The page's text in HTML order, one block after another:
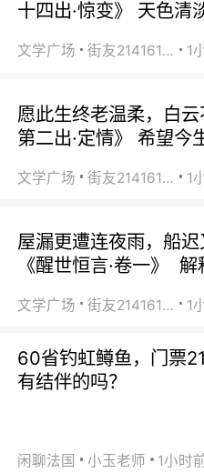
十四出·惊变》 天色清
文学广场 街友21416156 1
愿此生终老温柔，白
第二出·定情》 希望今
文学广场 街友21416156 1
屋漏更遭连夜雨，船
《醒世恒言·卷一》
文学广场 街友21416156 1
60省钓虹鳟鱼，门票21
有结伴的吗？
闲聊法国 小玉老师 1小时